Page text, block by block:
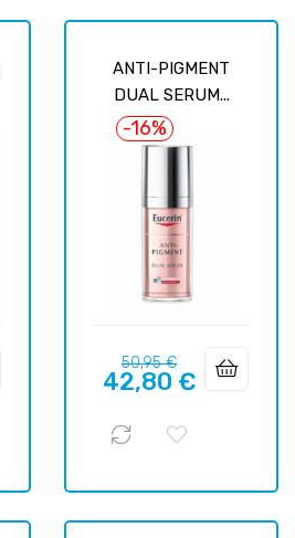
ANTI-PIGMENT
DUAL SERUM...
-16%
Prix
habituel
50,95 €Prix
42,80 €